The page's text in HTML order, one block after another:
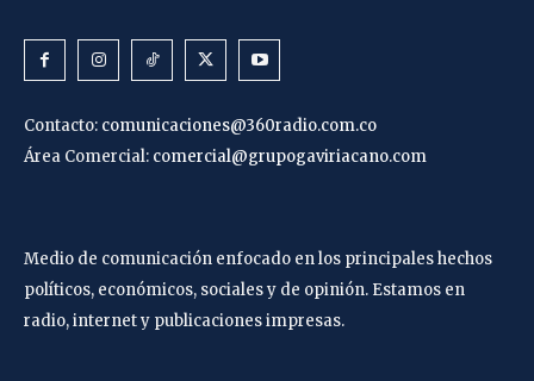
Contacto: comunicaciones@360radio.com.co
Área Comercial: comercial@grupogaviriacano.com
Medio de comunicación enfocado en los principales hechos
políticos, económicos, sociales y de opinión. Estamos en
radio, internet y publicaciones impresas.